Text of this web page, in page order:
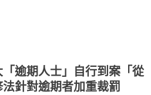
逾期人士」自行到案「從
針對逾期者加重裁罰